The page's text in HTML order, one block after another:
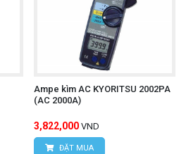
- HÀ NỘI
85 Tân Xuân, P.Xuân Đỉnh,
Nội.
Liêm, TP.Hà Nội
Ampe kìm AC KYORITSU 2002PA
(AC 2000A)
3,822,000 VND
ĐẶT MUA